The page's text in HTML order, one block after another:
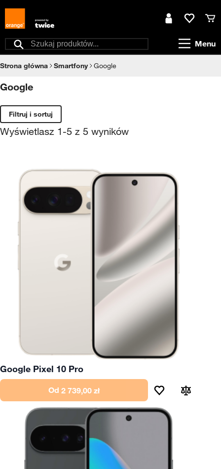
Przejdź do treści
Menu
Szukaj
Moje kontoUlubione
Strona główna Smartfony Google
Google
Filtruj i sortuj
Wyświetlasz 1-5 z 5 wyników
Google Pixel 10 Pro
Od 2 739,00 zł